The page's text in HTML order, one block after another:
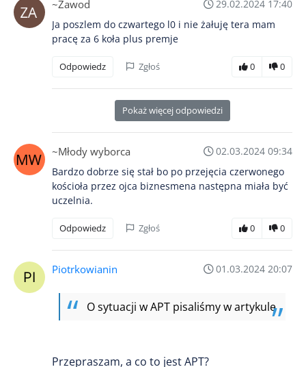
~Zawod
29.02.2024 17:40
Ja poszlem do czwartego l0 i nie żałuję tera mam
pracę za 6 koła plus premje
Odpowiedz Zgłoś 0 0
Pokaż więcej odpowiedzi
~Młody wyborca
02.03.2024 09:34
Bardzo dobrze się stał bo po przejęcia czerwonego
kościoła przez ojca biznesmena następna miała być
uczelnia.
Odpowiedz Zgłoś 0 0
Piotrkowianin 01.03.2024 20:07
O sytuacji w APT pisaliśmy w artykule
Przepraszam, a co to jest APT?